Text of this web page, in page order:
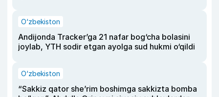
O‘zbekiston
Andijonda Tracker’ga 21 nafar bog‘cha bolasini
joylab, YTH sodir etgan ayolga sud hukmi o‘qildi
O‘zbekiston
“Sakkiz qator she’rim boshimga sakkizta bomba